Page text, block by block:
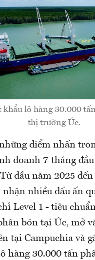
khẩu lô hàng 30.000
thị trường Úc.
điểm nhấn
doanh 7 tháng
đầu năm 2025 đến
nhiều dấu ấn
Level 1 - tiêu
bón tại Úc, mở
tại Campuchia và
hàng 30.000 tấn